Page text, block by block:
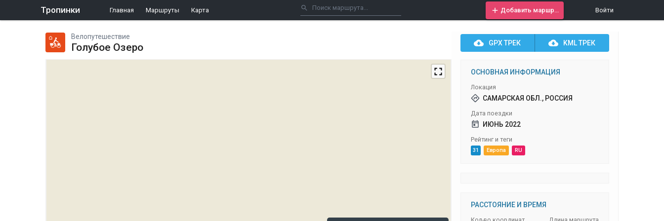
Тропинки Главная Маршруты Карта Войти
Велопутешествие
Голубое Озеро GPXТРЕК KMLТРЕК
ОСНОВНАЯ ИНФОРМАЦИЯ
Локация
САМАРСКАЯ ОБЛ., РОССИЯ
Дата поездки
ИЮНЬ 2022
Рейтинг и теги
31 Европа RU
РАССТОЯНИЕ И ВРЕМЯ